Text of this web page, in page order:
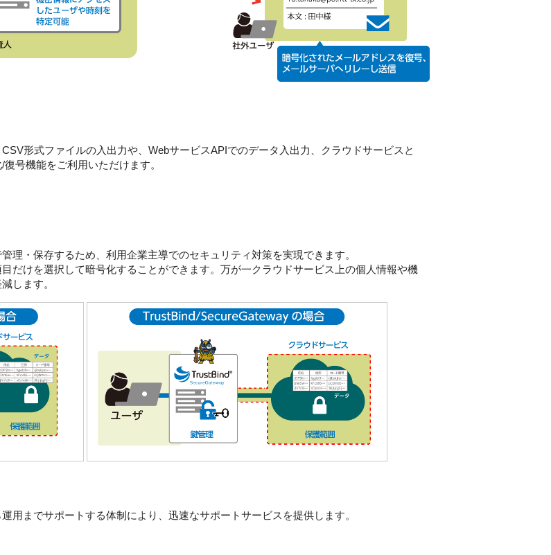
形式ファイルの入出力や、WebサービスAPIでのデータ入出力、クラウドサービスと
号機能をご利用いただけます。
理・保存するため、利用企業主導でのセキュリティ対策を実現できます。
だけを選択して暗号化することができます。万が一クラウドサービス上の個人情報や機
します。
用までサポートする体制により、迅速なサポートサービスを提供します。